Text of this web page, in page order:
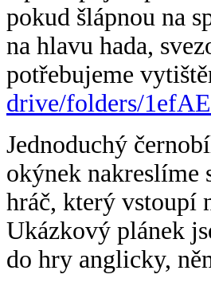
pokud šlápnou na
na hlavu hada,
potřebujeme
drive/folders/1efAE_
Jednoduchý
okýnek nakreslíme
hráč, který vstoupí
Ukázkový plánek
do hry anglicky,